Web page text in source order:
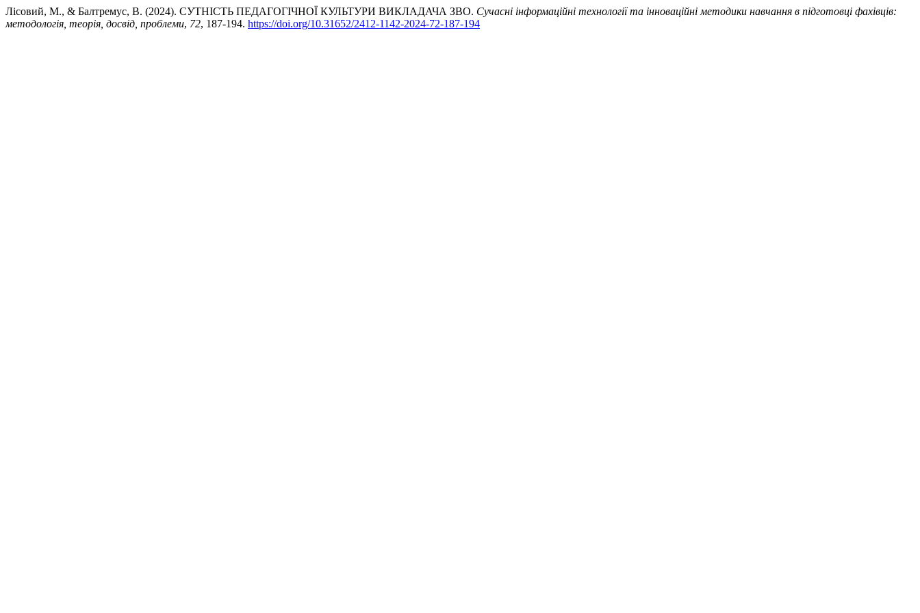
Лісовий, М., & Балтремус, В. (2024). СУТНІСТЬ ПЕДАГОГІЧНОЇ КУЛЬТУРИ ВИКЛАДАЧА ЗВО. Сучасні інформаційні технології та інноваційні методики навчання в підготовці фахівців:
методологія, теорія, досвід, проблеми, 72, 187-194. https://doi.org/10.31652/2412-1142-2024-72-187-194